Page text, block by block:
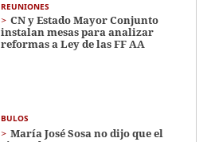
REUNIONES
CN y Estado Mayor Conjunto
instalan mesas para analizar
reformas a Ley de las FF AA
BULOS
María José Sosa no dijo que el